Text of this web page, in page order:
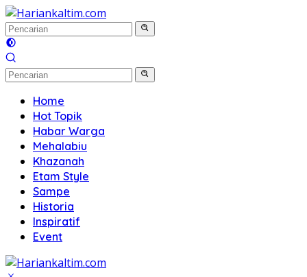
Langsung
ke
konten
Home
Hot Topik
Habar Warga
Mehalabiu
Khazanah
Etam Style
Sampe
Historia
Inspiratif
Event